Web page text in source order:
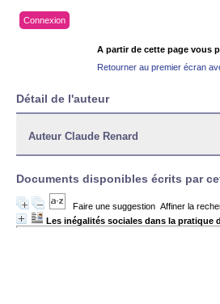
Connexion
A partir de cette page vous
Retourner au premier écran
Détail de l'auteur
Auteur Claude Renard
Documents disponibles écrits par
Faire une suggestion Affiner la
Les inégalités sociales dans la pratique